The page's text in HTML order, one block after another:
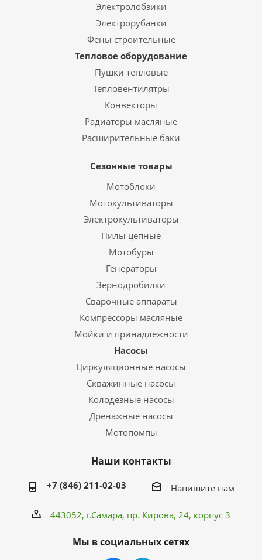
Электролобзики
Электрорубанки
Фены строительные
Тепловое оборудование
Пушки тепловые
Тепловентилятры
Конвекторы
Радиаторы масляные
Расширительные баки
Сезонные товары
Мотоблоки
Мотокультиваторы
Электрокультиваторы
Пилы цепные
Мотобуры
Генераторы
Зернодробилки
Сварочные аппараты
Компрессоры масляные
Мойки и принадлежности
Насосы
Циркуляционные насосы
Скважинные насосы
Колодезные насосы
Дренажные насосы
Мотопомпы
Наши контакты
+7 (846) 211-02-03 Напишите нам
443052, г.Самара, пр. Кирова, 24, корпус 3
Мы в социальных сетях